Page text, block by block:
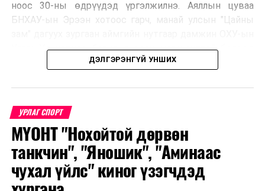
ноос 30-ны өдрүүдэд үргэлжилнэ. Аяллын цуваа
БНХАУ-ын Эрээн хотоос гарч, манай улсын "Цайны
Улаан-Үд хотноо барианд орох маршруттай бөгөөд
улс тус бүрээс авто спорт сонирхогч тамирчдын 10
хэвлэл мэдээллийн төлөөлөл оролцож байна.
Тус автомашинтай брэнд аяллыг зохион байгуулах
шийдвэрийг гурван орны Аялал жуулчлалын сайд
нарын 2025 онд Дархан-Уул аймагт хийсэн IX
уулзалтын үеэр гаргасан бөгөөд энэхүү санаачилгыг
ДЭЛГЭРЭНГҮЙ УНШИХ
УРЛАГ СПОРТ
МҮОНТ "Нохойтой дөрвөн
танкчин", "Яношик", "Аминаас
чухал үйлс" киног үзэгчдэд